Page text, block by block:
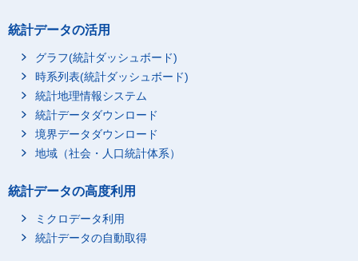
統計データの活用
グラフ(統計ダッシュボード)
時系列表(統計ダッシュボード)
統計地理情報システム
統計データダウンロード
境界データダウンロード
地域（社会・人口統計体系）
統計データの高度利用
ミクロデータ利用
統計データの自動取得